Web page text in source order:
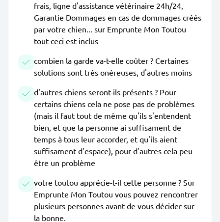
frais, ligne d'assistance vétérinaire 24h/24,
Garantie Dommages en cas de dommages créés
par votre chien... sur Emprunte Mon Toutou
tout ceci est inclus
combien la garde va-t-elle coûter ? Certaines
solutions sont très onéreuses, d'autres moins
d'autres chiens seront-ils présents ? Pour
certains chiens cela ne pose pas de problèmes
(mais il faut tout de même qu'ils s'entendent
bien, et que la personne ai suffisament de
temps à tous leur accorder, et qu'ils aient
suffisament d'espace), pour d'autres cela peu
être un problème
votre toutou apprécie-t-il cette personne ? Sur
Emprunte Mon Toutou vous pouvez rencontrer
plusieurs personnes avant de vous décider sur
la bonne.